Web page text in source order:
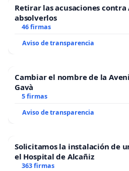
Retirar las acusaciones contra
absolverlos
46 firmas
Aviso de transparencia
Cambiar el nombre de la
Gavà
5 firmas
Aviso de transparencia
Solicitamos la instalación de
el Hospital de Alcañiz
363 firmas